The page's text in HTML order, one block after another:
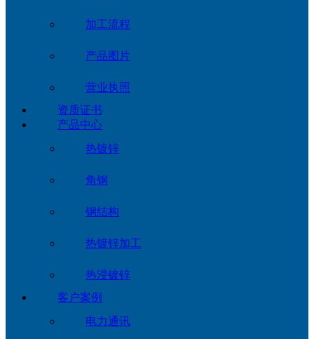
加工流程
产品图片
营业执照
资质证书
产品中心
热镀锌
角钢
钢结构
热镀锌加工
热浸镀锌
客户案例
电力通讯